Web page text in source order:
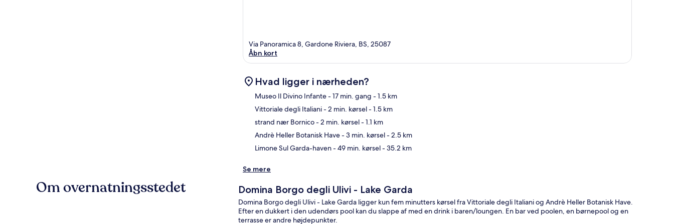
Via Panoramica 8, Gardone Riviera, BS, 25087
Åbn kort
Hvad ligger i nærheden?
Museo Il Divino Infante- 17 min. gang - 1.5 km
Vittoriale degli Italiani- 2 min. kørsel- 1.5 km
strand nær Bornico- 2 min. kørsel- 1.1 km
Andrè Heller Botanisk Have- 3 min. kørsel- 2.5 km
Limone Sul Garda-haven- 49 min. kørsel- 35.2 km
Se mere
Om overnatningsstedet Domina Borgo degli Ulivi - Lake Garda
Domina Borgo degli Ulivi - Lake Garda ligger kun fem minutters kørsel fra Vittoriale degli Italiani og Andrè Heller Botanisk Have.
Efter en dukkert i den udendørs pool kan du slappe af med en drink i baren/loungen. En bar ved poolen, en børnepool og en
terrasse er andre højdepunkter.